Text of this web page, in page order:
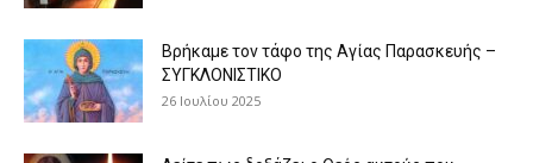
Βρήκαμε τον τάφο της Αγίας Παρασκευής –
ΣΥΓΚΛΟΝΙΣΤΙΚΟ
26 Ιουλίου 2025